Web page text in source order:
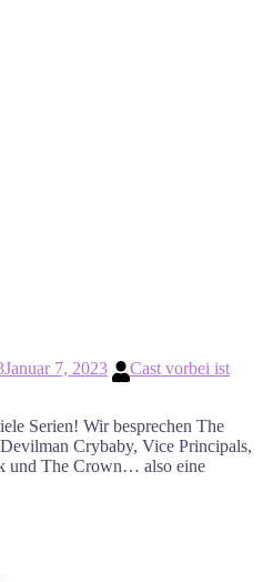
Januar 7, 2023
Cast vorbei ist
Serien! Wir besprechen The
Crybaby, Vice Principals,
und The Crown… also eine